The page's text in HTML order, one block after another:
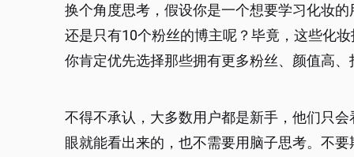
换个角度思考，假设你是一个想要学习化妆
还是只有10个粉丝的博主呢？毕竟，这些化
你肯定优先选择那些拥有更多粉丝、颜值高
不得不承认，大多数用户都是新手，他们只
眼就能看出来的，也不需要用脑子思考。不